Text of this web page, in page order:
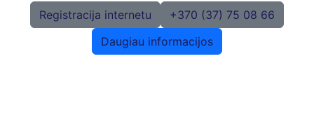
Registracija internetu
+370 (37) 75 08 66
Daugiau informacijos